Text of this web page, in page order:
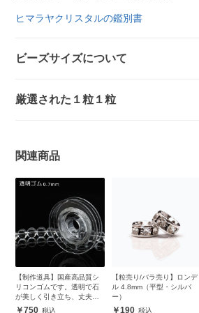
ヒマラヤクリスタルの鑑別書
ビーズサイズについて
厳選された１粒１粒
関連商品
【制作道具】国産高品質シ
リコンゴムです。透明で石
が美しく引き立ち、丈夫で
安心750
【粒売り/バラ売り】ロンデ
ル 4.8mm（平型・シルバ
ー）
190